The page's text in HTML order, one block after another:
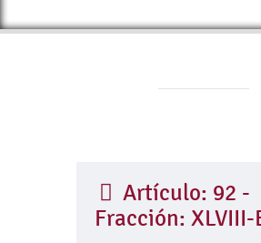
Artículo: 92 -
Fracción: XLVIII-